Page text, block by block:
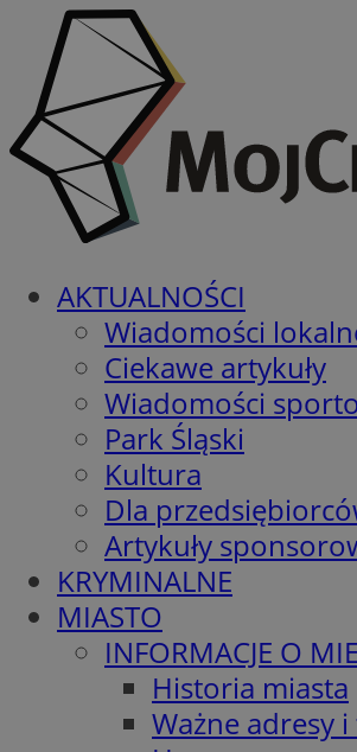
AKTUALNOŚCI
Wiadomości
Ciekawe artykuły
Wiadomości
Park Śląski
Kultura
Dla
Artykuły
KRYMINALNE
MIASTO
INFORMACJE O
Historia miasta
Ważne adresy